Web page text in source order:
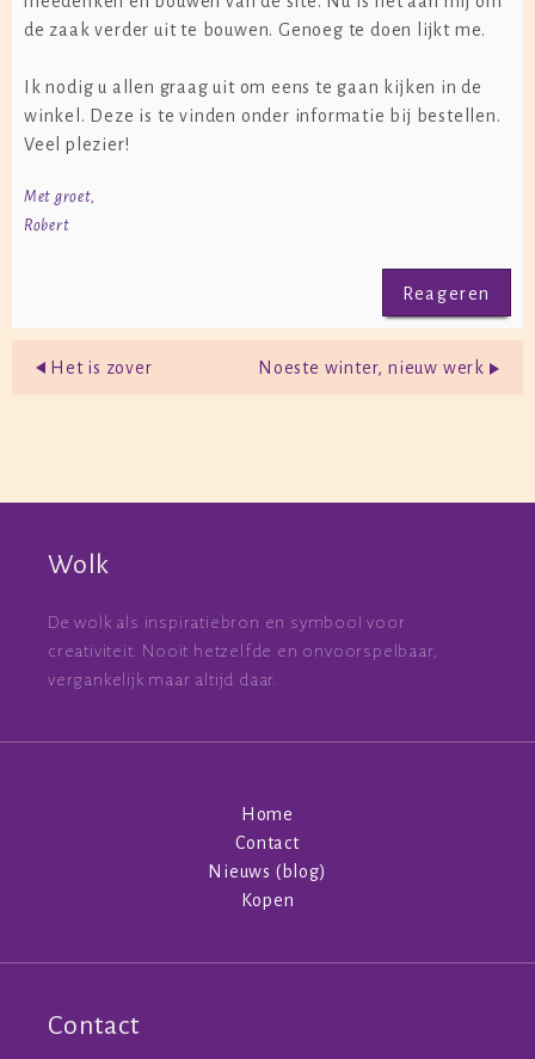
de zaak verder uit te bouwen. Genoeg te doen lijkt me.
Ik nodig u allen graag uit om eens te gaan kijken in de
winkel. Deze is te vinden onder informatie bij bestellen.
Veel plezier!
Met groet,
Robert
Reageren
Het is zover Noeste winter, nieuw werk
Wolk
De wolk als inspiratiebron en symbool voor
creativiteit. Nooit hetzelfde en onvoorspelbaar,
vergankelijk maar altijd daar.
Home
Contact
Nieuws (blog)
Kopen
Contact